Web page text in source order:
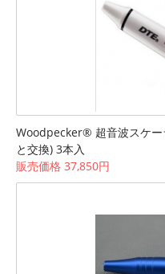
Woodpecker® 超音波スケー
と交換) 3本入
販売価格 37,850円